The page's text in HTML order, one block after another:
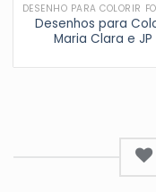
Desenhos para
Maria Clara e JP